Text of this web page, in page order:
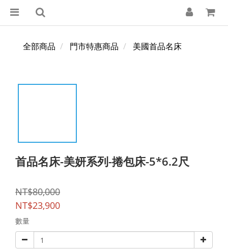
全部商品 門市特惠商品 美國首品名床
首品名床-美妍系列-捲包床-5*6.2尺
NT$80,000
NT$23,900
數量